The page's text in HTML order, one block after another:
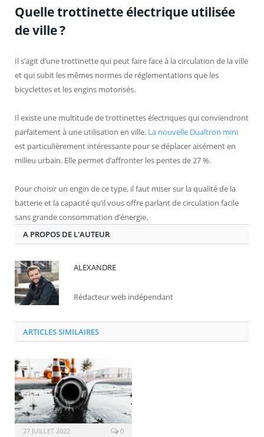
Quelle trottinette électrique utilisée
de ville ?
Il s’agit d’une trottinette qui peut faire face à la circulation de la ville
et qui subit les mêmes normes de réglementations que les
bicyclettes et les engins motorisés.
Il existe une multitude de trottinettes électriques qui conviendront
parfaitement à une utilisation en ville. La nouvelle Dualtron mini
est particulièrement intéressante pour se déplacer aisément en
milieu urbain. Elle permet d’affronter les pentes de 27 %.
Pour choisir un engin de ce type, il faut miser sur la qualité de la
batterie et la capacité qu’il vous offre parlant de circulation facile
sans grande consommation d’énergie.
A PROPOS DE L'AUTEUR
ALEXANDRE
Rédacteur web indépendant
ARTICLES SIMILAIRES
27 JUILLET 2022 0